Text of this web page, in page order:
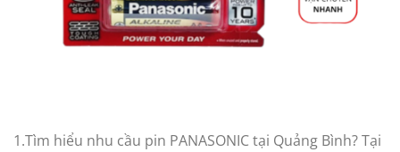
1.Tìm hiểu nhu cầu pin PANASONIC tại Quảng Bình? Tại